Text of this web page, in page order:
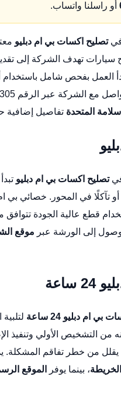
أو راسلنا واتساب.
فيتصليح اكسات بي ام دبليو
سيارات تهدف الشركة إلى
العمل بفحص شامل
الرقم 66633305 أو زيارة الورشة عبر
المتحدة تفاصيل إضافية
فيتصليح اكسات بي ام دبليو
في المحور. خصائي بي
قطع عالية الجودة
موقع
ام دبليو 24 ساعة
من التشخيص الأولي وتنفيذ
، بينما يوفر الموقع